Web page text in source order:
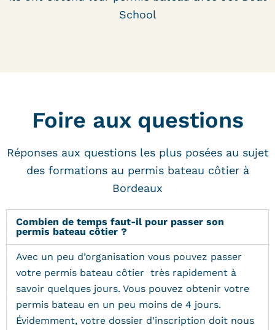
School
Foire aux questions
Réponses aux questions les plus posées au sujet
des formations au permis bateau côtier à
Bordeaux
Combien de temps faut-il pour passer son
permis bateau côtier ?
Avec un peu d’organisation vous pouvez passer
votre permis bateau côtier très rapidement à
savoir quelques jours. Vous pouvez obtenir votre
permis bateau en un peu moins de 4 jours.
Évidemment, votre dossier d’inscription doit nous